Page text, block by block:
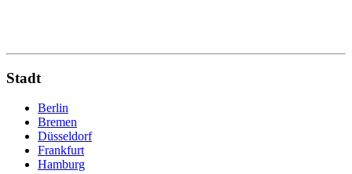
Stadt
Berlin
Bremen
Düsseldorf
Frankfurt
Hamburg